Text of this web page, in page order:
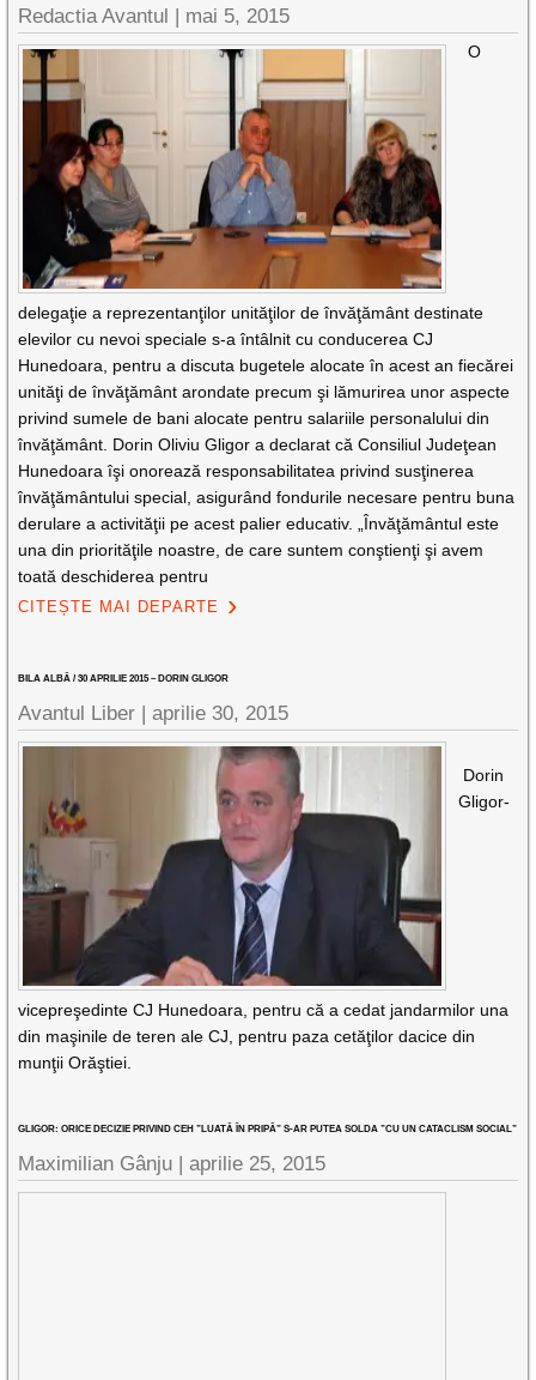
Redactia Avantul | mai 5, 2015
O
delegaţie a reprezentanţilor unităţilor de învăţământ destinate
elevilor cu nevoi speciale s-a întâlnit cu conducerea CJ
Hunedoara, pentru a discuta bugetele alocate în acest an fiecărei
unităţi de învăţământ arondate precum şi lămurirea unor aspecte
privind sumele de bani alocate pentru salariile personalului din
învăţământ. Dorin Oliviu Gligor a declarat că Consiliul Judeţean
Hunedoara îşi onorează responsabilitatea privind susţinerea
învăţământului special, asigurând fondurile necesare pentru buna
derulare a activităţii pe acest palier educativ. „Învăţământul este
una din priorităţile noastre, de care suntem conştienţi şi avem
toată deschiderea pentru
CITEȘTE MAI DEPARTE
BILA ALBĂ / 30 APRILIE 2015 – DORIN GLIGOR
Avantul Liber |aprilie 30, 2015
Dorin
Gligor-
vicepreşedinte CJ Hunedoara, pentru că a cedat jandarmilor una
din maşinile de teren ale CJ, pentru paza cetăţilor dacice din
munţii Orăştiei.
GLIGOR: ORICE DECIZIE PRIVIND CEH ”LUATĂ ÎN PRIPĂ” S-AR PUTEA SOLDA ”CU UN CATACLISM SOCIAL”
Maximilian Gânju |aprilie 25, 2015